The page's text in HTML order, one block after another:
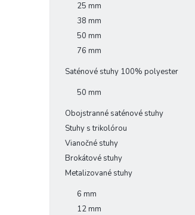
25 mm
38 mm
50 mm
76 mm
Saténové stuhy 100% polyester
50 mm
Obojstranné saténové stuhy
Stuhy s trikolórou
Vianočné stuhy
Brokátové stuhy
Metalizované stuhy
6 mm
12 mm